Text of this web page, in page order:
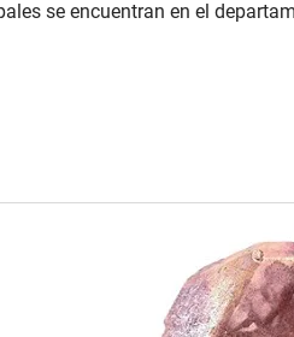
se encuentran en el